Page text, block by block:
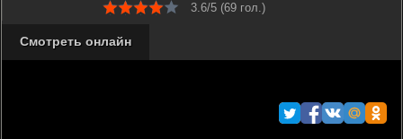
3.6/5 (69 гол.)
Смотреть онлайн